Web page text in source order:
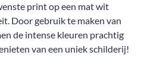
print op een mat wit
Door gebruik te maken van
de intense kleuren prachtig
van een uniek schilderij!